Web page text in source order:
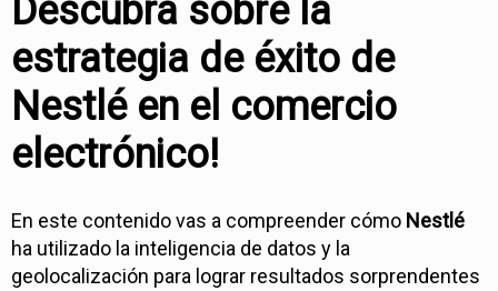
Descubra sobre la
estrategia de éxito de
Nestlé en el comercio
electrónico!
En este contenido vas a compreender cómo Nestlé
ha utilizado la inteligencia de datos y la
geolocalización para lograr resultados sorprendentes